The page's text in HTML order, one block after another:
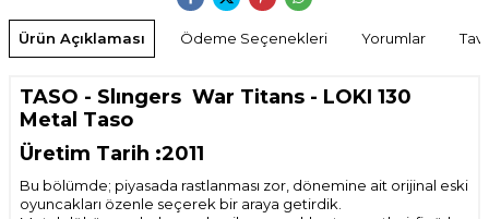
Ürün Açıklaması Ödeme Seçenekleri Yorumlar
TASO - Slıngers War Titans - LOKI 130
Metal Taso
Üretim Tarih :2011
Bu bölümde; piyasada rastlanması zor, dönemine ait orijinal eski
oyuncakları özenle seçerek bir araya getirdik.